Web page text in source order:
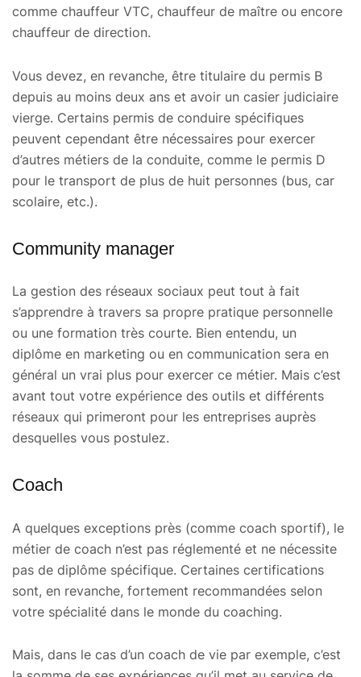
comme chauffeur VTC, chauffeur de maître ou encore
chauffeur de direction.
Vous devez, en revanche, être titulaire du permis B
depuis au moins deux ans et avoir un casier judiciaire
vierge. Certains permis de conduire spécifiques
peuvent cependant être nécessaires pour exercer
d’autres métiers de la conduite, comme le permis D
pour le transport de plus de huit personnes (bus, car
scolaire, etc.).
Community manager
La gestion des réseaux sociaux peut tout à fait
s’apprendre à travers sa propre pratique personnelle
ou une formation très courte. Bien entendu, un
diplôme en marketing ou en communication sera en
général un vrai plus pour exercer ce métier. Mais c’est
avant tout votre expérience des outils et différents
réseaux qui primeront pour les entreprises auprès
desquelles vous postulez.
Coach
A quelques exceptions près (comme coach sportif), le
métier de coach n’est pas réglementé et ne nécessite
pas de diplôme spécifique. Certaines certifications
sont, en revanche, fortement recommandées selon
votre spécialité dans le monde du coaching.
Mais, dans le cas d’un coach de vie par exemple, c’est